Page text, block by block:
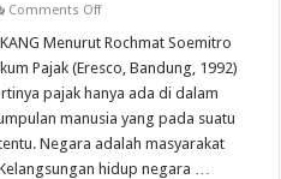
Comments Offon
PERPAJAKAN
Menurut Rochmat Soemitro
Pajak (Eresco, Bandung, 1992)
pajak hanya ada di dalam
manusia yang pada suatu
Negara adalah masyarakat
hidup negara …